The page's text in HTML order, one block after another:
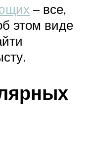
– все,
этом виде